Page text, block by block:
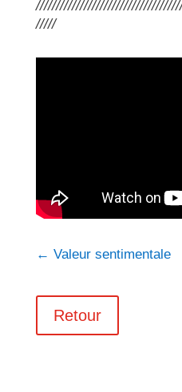
/////
← Valeur sentimentale
Retour